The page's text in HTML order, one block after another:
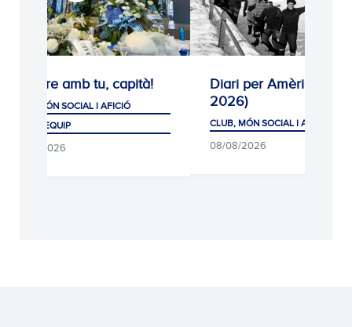
Sempre amb tu, capità!
CLUB, MÓN SOCIAL I AFICIÓ
PRIMER EQUIP
08/08/2026
Diari per Amèrica
2026)
CLUB, MÓN SOCIAL I AFICIÓ
08/08/2026